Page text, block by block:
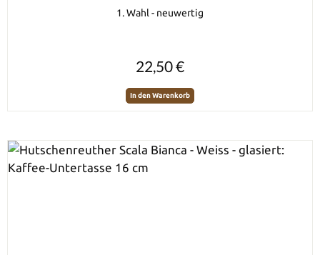
1. Wahl - neuwertig
22,50 €
In den Warenkorb